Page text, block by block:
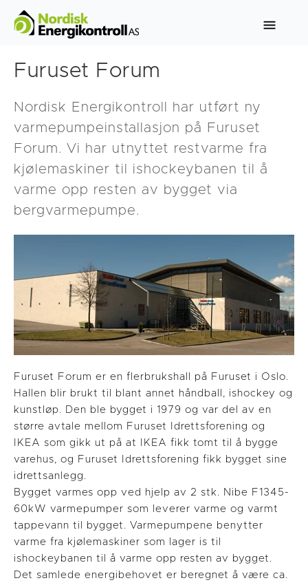
Furuset Forum
Nordisk Energikontroll har utført ny
varmepumpeinstallasjon på Furuset
Forum. Vi har utnyttet restvarme fra
kjølemaskiner til ishockeybanen til å
varme opp resten av bygget via
bergvarmepumpe.
Furuset Forum er en flerbrukshall på Furuset i Oslo.
Hallen blir brukt til blant annet håndball, ishockey og
kunstløp. Den ble bygget i 1979 og var del av en
større avtale mellom Furuset Idrettsforening og
IKEA som gikk ut på at IKEA fikk tomt til å bygge
varehus, og Furuset Idrettsforening fikk bygget sine
idrettsanlegg.
Bygget varmes opp ved hjelp av 2 stk. Nibe F1345-
60kW varmepumper som leverer varme og varmt
tappevann til bygget. Varmepumpene benytter
varme fra kjølemaskiner som lager is til
ishockeybanen til å varme opp resten av bygget.
Det samlede energibehovet er beregnet å være ca.